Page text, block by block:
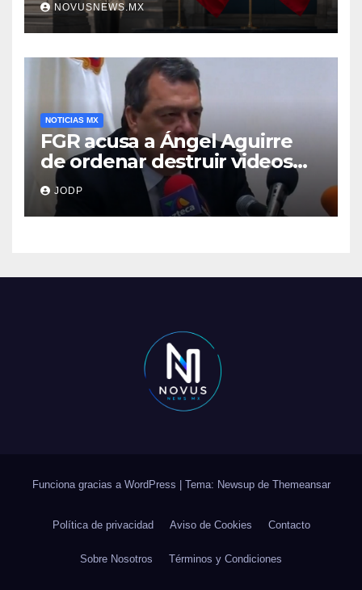
NOVUSNEWS.MX
NOTICIAS MX
FGR acusa a Ángel Aguirre
de ordenar destruir videos
clave del caso Ayotzinapa
JODP
Funciona gracias a WordPress Tema: Newsup de Themeansar
Política de privacidad Aviso de Cookies Contacto
Sobre Nosotros Términos y Condiciones